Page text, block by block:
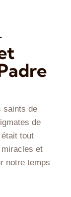
saints de
de
tout
et
notre temps